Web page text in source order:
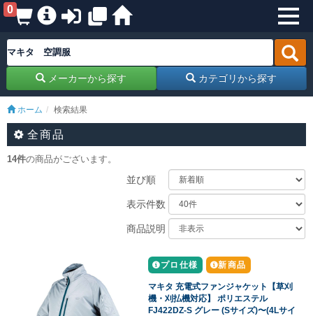
0
メーカーから探す カテゴリから探す
ホーム 検索結果
全商品
14件の商品がございます。
並び順
表示件数
商品説明
プロ仕様 新商品
マキタ 充電式ファンジャケット【草刈
機・刈払機対応】 ポリエステル
FJ422DZ-S グレー (Sサイズ)〜(4Lサイ